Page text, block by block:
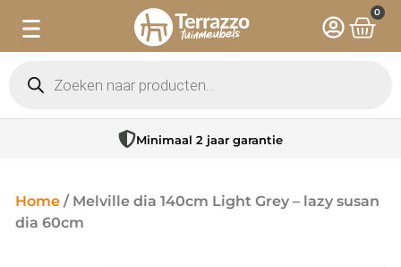
0
Minimaal 2 jaar garantie
Home / Melville dia 140cm Light Grey – lazy susan
dia 60cm